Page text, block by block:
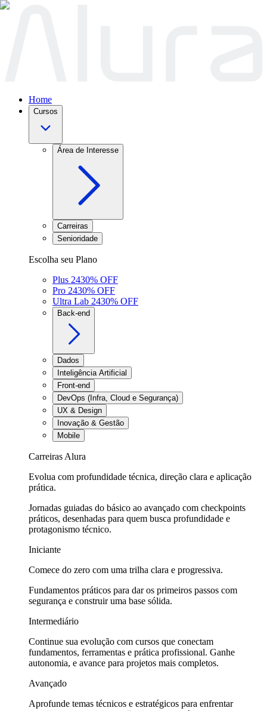
Home
Cursos
Área de Interesse
Carreiras
Senioridade
Escolha seu Plano
Plus 2430% OFF
Pro 2430% OFF
Ultra Lab 2430% OFF
Back-end
Dados
Inteligência Artificial
Front-end
DevOps (Infra, Cloud e Segurança)
UX & Design
Inovação & Gestão
Mobile
Carreiras Alura
Evolua com profundidade técnica, direção clara e aplicação
prática.
Jornadas guiadas do básico ao avançado com checkpoints
práticos, desenhadas para quem busca profundidade e
protagonismo técnico.
Iniciante
Comece do zero com uma trilha clara e progressiva.
Fundamentos práticos para dar os primeiros passos com
segurança e construir uma base sólida.
Intermediário
Continue sua evolução com cursos que conectam
fundamentos, ferramentas e prática profissional. Ganhe
autonomia, e avance para projetos mais completos.
Avançado
Aprofunde temas técnicos e estratégicos para enfrentar